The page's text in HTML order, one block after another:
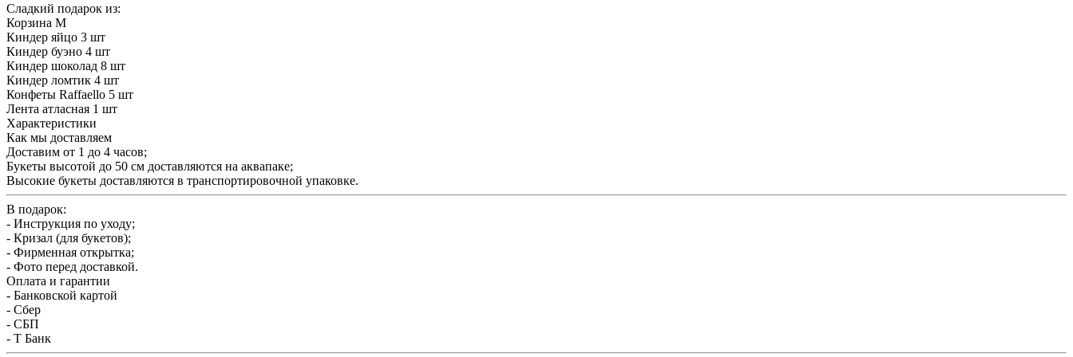
Сладкий подарок из:
Корзина М
Киндер яйцо 3 шт
Киндер буэно 4 шт
Киндер шоколад 8 шт
Киндер ломтик 4 шт
Конфеты Raffaello 5 шт
Лента атласная 1 шт
Характеристики
Как мы доставляем
Доставим от 1 до 4 часов;
Букеты высотой до 50 см доставляются на аквапаке;
Высокие букеты доставляются в транспортировочной упаковке.
В подарок:
- Инструкция по уходу;
- Кризал (для букетов);
- Фирменная открытка;
- Фото перед доставкой.
Оплата и гарантии
- Банковской картой
- Сбер
- СБП
- Т Банк